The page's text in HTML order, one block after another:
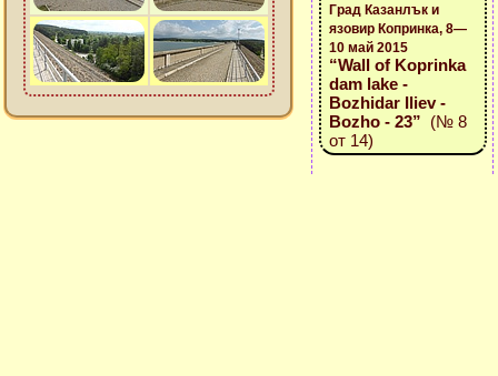
Град Казанлък и
язовир Копринка, 8—
10 май 2015
“Wall of Koprinka
dam lake -
Bozhidar Iliev -
Bozho - 23” (№ 8
от 14)